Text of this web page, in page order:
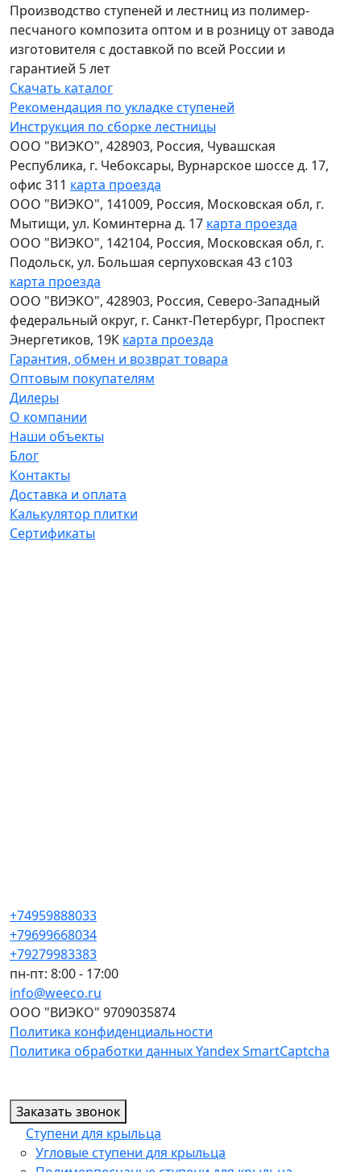
Производство ступеней и лестниц из полимер-
песчаного композита оптом и в розницу от завода
изготовителя с доставкой по всей России и
гарантией 5 лет
Скачать каталог
Рекомендация по укладке ступеней
Инструкция по сборке лестницы
ООО "ВИЭКО", 428903, Россия, Чувашская
Республика, г. Чебоксары, Вурнарское шоссе д. 17,
офис 311 карта проезда
ООО "ВИЭКО", 141009, Россия, Московская обл, г.
Мытищи, ул. Коминтерна д. 17 карта проезда
ООО "ВИЭКО", 142104, Россия, Московская обл, г.
Подольск, ул. Большая серпуховская 43 с103
карта проезда
ООО "ВИЭКО", 428903, Россия, Северо-Западный
федеральный округ, г. Санкт-Петербург, Проспект
Энергетиков, 19К карта проезда
Гарантия, обмен и возврат товара
Оптовым покупателям
Дилеры
О компании
Наши объекты
Блог
Контакты
Доставка и оплата
Калькулятор плитки
Сертификаты
+74959888033
+79699668034
+79279983383
пн-пт: 8:00 - 17:00
info@weeco.ru
ООО "ВИЭКО" 9709035874
Политика конфиденциальности
Политика обработки данных Yandex SmartCaptcha
Заказать звонок
Ступени для крыльца
Угловые ступени для крыльца